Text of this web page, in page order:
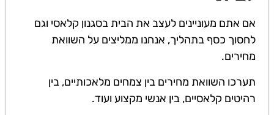
אם אתם מעוניינים לעצב את הבית בסגנון קלאסי וגם
לחסוך כסף בתהליך, אנחנו ממליצים על השוואת
מחירים.
תערכו השוואת מחירים בין צמחים מלאכותיים, בין
רהיטים קלאסיים, בין אנשי מקצוע ועוד.